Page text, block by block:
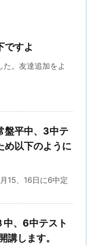
ですよ
。友達追加をよ
盤平中、3中テ
め以下のように
15、16日に6中定
中、6中テスト
講します。